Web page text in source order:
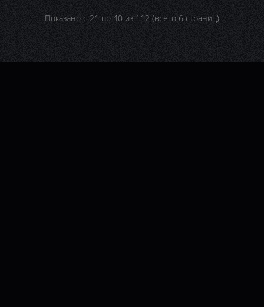
Показано с 21 по 40 из 112 (всего 6 страниц)